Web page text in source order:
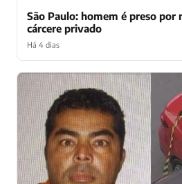
São Paulo: homem é preso por
cárcere privado
Há 4 dias